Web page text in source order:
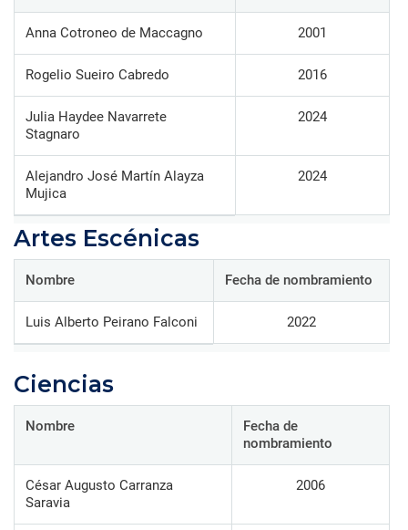
Anna Cotroneo de Maccagno 2001
Rogelio Sueiro Cabredo 2016
Julia Haydee Navarrete
Stagnaro
2024
Alejandro José Martín Alayza
Mujica
2024
Artes Escénicas
Nombre Fecha de nombramiento
Luis Alberto Peirano Falconi 2022
Ciencias
Nombre
Fecha de
nombramiento
César Augusto Carranza
Saravia
2006